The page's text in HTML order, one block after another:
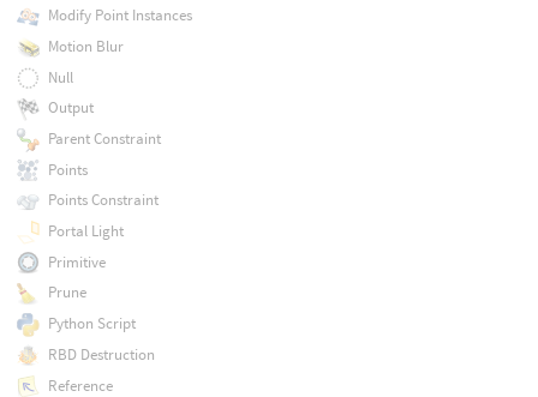
Modify Point Instances
Motion Blur
Null
Output
Parent Constraint
Points
Points Constraint
Portal Light
Primitive
Prune
Python Script
RBD Destruction
Reference